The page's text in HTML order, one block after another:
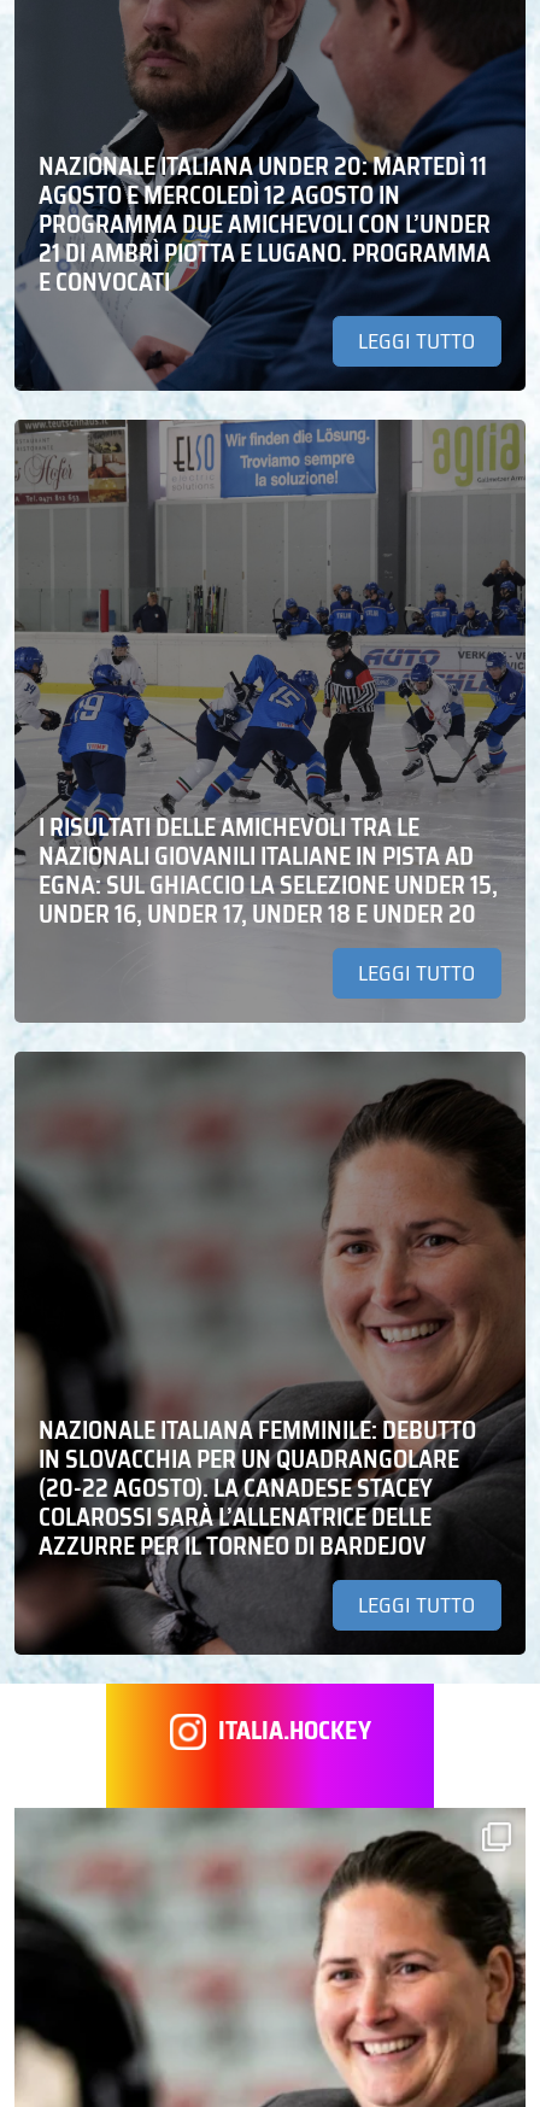
NAZIONALE ITALIANA UNDER 20: MARTEDÌ 11
AGOSTO E MERCOLEDÌ 12 AGOSTO IN
PROGRAMMA DUE AMICHEVOLI CON L’UNDER
21 DI AMBRÌ PIOTTA E LUGANO. PROGRAMMA
E CONVOCATI
LEGGI TUTTO
I RISULTATI DELLE AMICHEVOLI TRA LE
NAZIONALI GIOVANILI ITALIANE IN PISTA AD
EGNA: SUL GHIACCIO LA SELEZIONE UNDER 15,
UNDER 16, UNDER 17, UNDER 18 E UNDER 20
LEGGI TUTTO
NAZIONALE ITALIANA FEMMINILE: DEBUTTO
IN SLOVACCHIA PER UN QUADRANGOLARE
(20-22 AGOSTO). LA CANADESE STACEY
COLAROSSI SARÀ L’ALLENATRICE DELLE
AZZURRE PER IL TORNEO DI BARDEJOV
LEGGI TUTTO
ITALIA.HOCKEY